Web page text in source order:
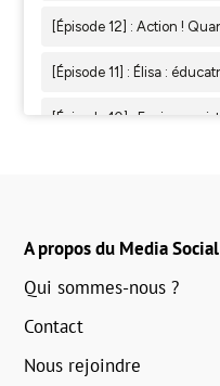
A propos du Media Social
Qui sommes-nous ?
Contact
Nous rejoindre